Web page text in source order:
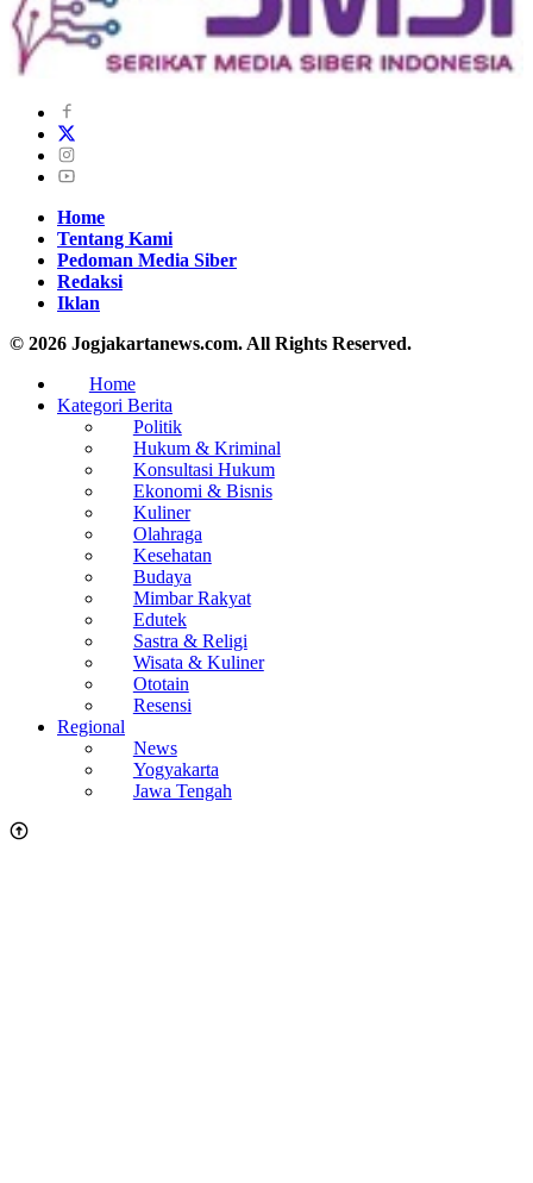
Home
Tentang Kami
Pedoman Media Siber
Redaksi
Iklan
© 2026 Jogjakartanews.com. All Rights Reserved.
Home
Kategori Berita
Politik
Hukum & Kriminal
Konsultasi Hukum
Ekonomi & Bisnis
Kuliner
Olahraga
Kesehatan
Budaya
Mimbar Rakyat
Edutek
Sastra & Religi
Wisata & Kuliner
Ototain
Resensi
Regional
News
Yogyakarta
Jawa Tengah